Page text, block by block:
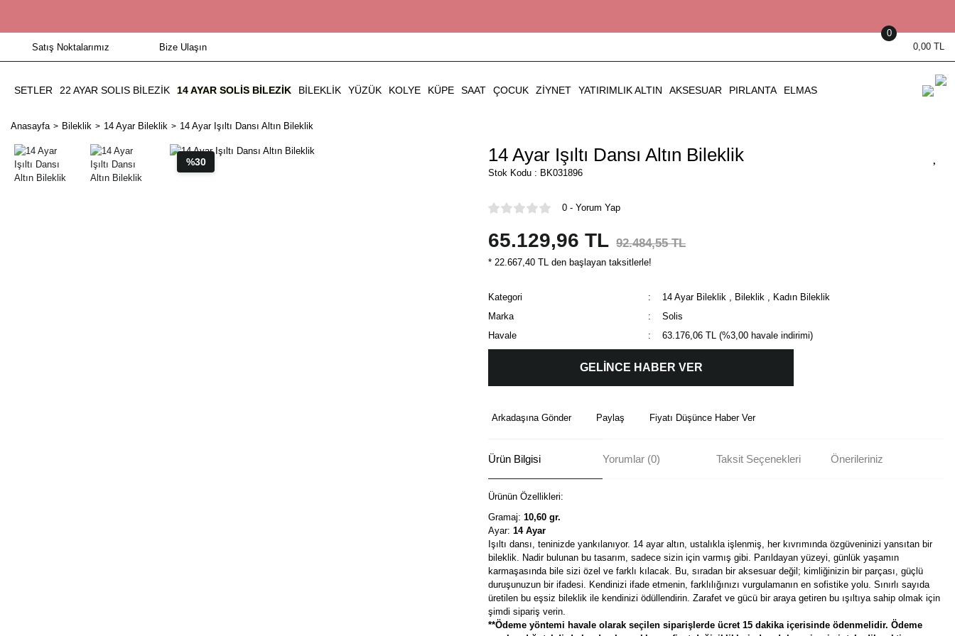
Satış Noktalarımız Bize Ulaşın 0,00 TL
0
SETLER 22 AYAR SOLIS BİLEZİK 14 AYAR SOLIS BILEZIK BILEKLIK YÜZÜK KOLYE KÜPE SAAT ÇOCUK ZIYNET YATIRIMLIK ALTIN AKSESUAR PIRLANTA ELMAS
Anasayfa Bileklik 14 Ayar Bileklik 14 Ayar Işıltı Dansı Altın Bileklik
%30 14 Ayar Işıltı Dansı Altın Bileklik
Stok Kodu : BK031896
0 - Yorum Yap
65.129,96 TL 92.484,55 TL
* 22.667,40 TL den başlayan taksitlerle!
Kategori 14 Ayar Bileklik , Bileklik , Kadın Bileklik
Marka
Solis
Havale
63.176,06 TL (%3,00 havale indirimi)
GELİNCE HABER VER
Arkadaşına Gönder Paylaş Fiyatı Düşünce Haber Ver
Ürün Bilgisi Yorumlar (0) Taksit Seçenekleri Önerileriniz
Ürünün Özellikleri:
Gramaj: 10,60 gr.
Ayar: 14 Ayar
Işıltı dansı, teninizde yankılanıyor. 14 ayar altın, ustalıkla işlenmiş, her kıvrımında özgüveninizi yansıtan bir
bileklik. Nadir bulunan bu tasarım, sadece sizin için varmış gibi. Parıldayan yüzeyi, günlük yaşamın
karmaşasında bile sizi özel ve farklı kılacak. Bu, sıradan bir aksesuar değil; kimliğinizin bir parçası, güçlü
duruşunuzun bir ifadesi. Kendinizi ifade etmenin, farklılığınızı vurgulamanın en sofistike yolu. Sınırlı sayıda
üretilen bu eşsiz bileklik ile kendinizi ödüllendirin. Zarafet ve gücü bir araya getiren bu ışıltıya sahip olmak için
şimdi sipariş verin.
**Ödeme yöntemi havale olarak seçilen siparişlerde ücret 15 dakika içerisinde ödenmelidir. Ödeme